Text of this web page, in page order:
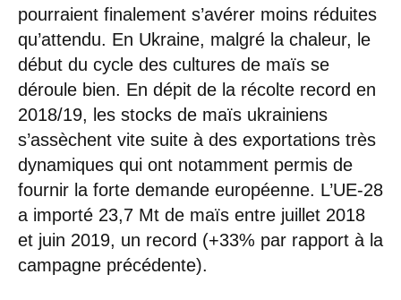
pourraient finalement s’avérer moins réduites
qu’attendu. En Ukraine, malgré la chaleur, le
début du cycle des cultures de maïs se
déroule bien. En dépit de la récolte record en
2018/19, les stocks de maïs ukrainiens
s’assèchent vite suite à des exportations très
dynamiques qui ont notamment permis de
fournir la forte demande européenne. L’UE-28
a importé 23,7 Mt de maïs entre juillet 2018
et juin 2019, un record (+33% par rapport à la
campagne précédente).